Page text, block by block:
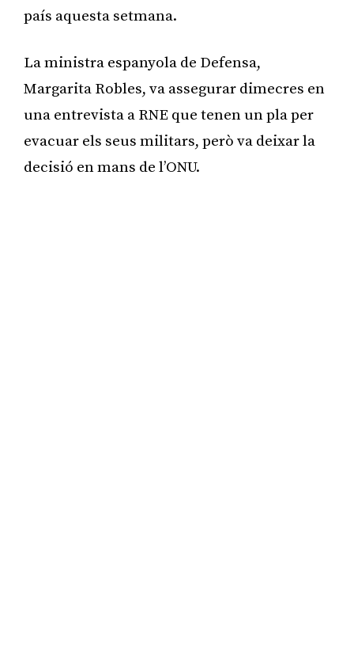
país aquesta setmana.
La ministra espanyola de Defensa,
Margarita Robles, va assegurar dimecres en
una entrevista a RNE que tenen un pla per
evacuar els seus militars, però va deixar la
decisió en mans de l’ONU.